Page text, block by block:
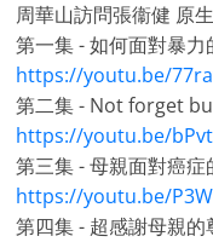
周華山訪問張衞健 原
第一集 - 如何面對暴力
https://youtu.be/
第二集 - Not forget
https://youtu.be/
第三集 - 母親面對癌症
https://youtu.be/
第四集 - 超感謝母親的